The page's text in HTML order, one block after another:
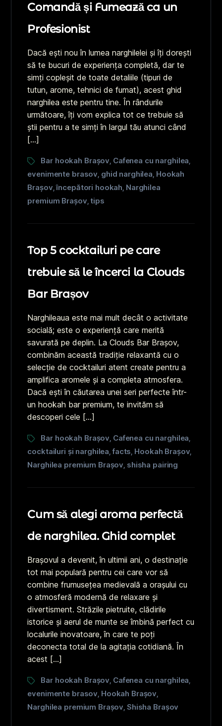
Comandă și Fumează ca un
Profesionist
Dacă ești nou în lumea narghilelei și îți dorești
să te bucuri de experiența completă, dar te
simți copleșit de toate detaliile (tipuri de
tutun, arome, tehnici de fumat), acest ghid
narghilea este pentru tine. În rândurile
următoare, îți vom explica tot ce trebuie să
știi pentru a te simți în largul tău atunci când
[…]
Bar hookah Brașov Cafenea cu narghilea
evenimente brasov ghid narghilea Hookah
Brașov ,începători hookah Narghilea
premium Brașov tips
Top 5 cocktailuri pe care
trebuie să le încerci la Clouds
Bar Brașov
Narghileaua este mai mult decât o activitate
socială; este o experiență care merită
savurată pe deplin. La Clouds Bar Brașov,
combinăm această tradiție relaxantă cu o
selecție de cocktailuri atent create pentru a
amplifica aromele și a completa atmosfera.
Dacă ești în căutarea unei seri perfecte într-
un hookah bar premium, te invităm să
descoperi cele […]
Bar hookah Brașov Cafenea cu narghilea
cocktailuri și narghilea ,facts Hookah Brașov
Narghilea premium Brașov shisha pairing
Cum să alegi aroma perfectă
de narghilea. Ghid complet
Brașovul a devenit, în ultimii ani, o destinație
tot mai populară pentru cei care vor să
combine frumusețea medievală a orașului cu
o atmosferă modernă de relaxare și
divertisment. Străzile pietruite, clădirile
istorice și aerul de munte se îmbină perfect cu
localurile inovatoare, în care te poți
deconecta total de la agitația cotidiană. În
acest […]
Bar hookah Brașov Cafenea cu narghilea
evenimente brasov Hookah Brașov
Narghilea premium Brașov ,Shisha Brașov